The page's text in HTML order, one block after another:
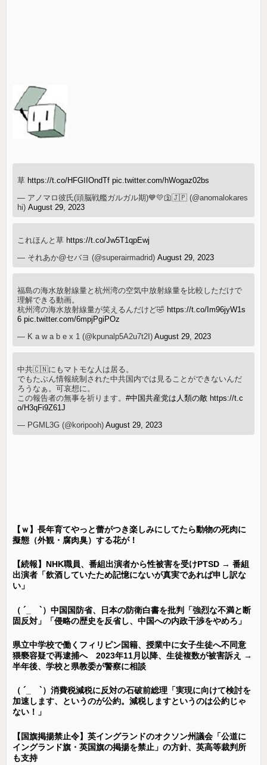
草 https://t.co/HFGIIOndTf pic.twitter.com/hWogaz02bs
— アノマロ彼氏(頭脳戦艦ガルガル期)💙💛🛐🇯🇵 (@anomalokares
hi)August 29, 2023
これほんと草 https://t.co/Jw5T1qpEwj
— それあか@セバヨ (@superairmadrid)August 29, 2023
福島の海水放射線量と杭州湾の空気中放射線量を比較しただけで
理解できる動画。
杭州湾の海水放射線量が笑えるんだけど🤣 https://t.co/Im96jyW1s
6 pic.twitter.com/6mpjPgiPOz
— K a w a b e x 1 (@kpunalp5A2u7t2I)August 29, 2023
中共🇨🇳にもマトモな人は居る。
でもたぶん情報統制された中共国内では見ることができないんだ
ろうなぁ。可哀想に。
この報告者の無事を祈ります。#中国共産党は人類の敵 https://t.c
o/H3qFi9Z61J
— PGML3G (@koripooh)August 29, 2023
【ｗ】長年育てやっと蕾がつき楽しみにしてたら動物の死肉に
擬態（外観・腐肉臭）する花が！
【続報】NHK職員、番組出演者から性被害を受けPTSD → 番組
出演者「飲酒していたため記憶にないが真実であれば申し訳な
い」
（ ´_ゝ`）中国国防省、日本の防衛白書を批判「強烈な不満と断
固反対」「侵略の歴史を反省し、中国への内政干渉をやめろ」
県立中学校で働くフィリピン国籍、授業中に女子生徒へ不同意
猥褻容疑で再逮捕へ 2023年11月以降、生徒複数が被害訴え →
半年後、学校と県教委が警察に相談
（ ´_ゝ`）消費税減税に反対の石破前総理「実現に向けて検討を
加速します、というのが公約。減税しますというのは公約じゃ
ない！」
【国旗掲揚禁止令】英イングランドのオクソン州議会「公道に
イングランド旗・英国旗の掲揚を禁止」の方針、英高等裁判所
も支持